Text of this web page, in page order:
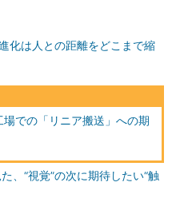
化は人との距離をどこまで縮
での「リニア搬送」への期
、“視覚”の次に期待したい“触